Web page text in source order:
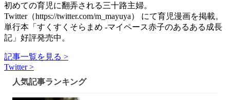
初めての育児に翻弄される三十路主婦。
Twitter（https://twitter.com/m_mayuya） にて育児漫画を掲載。
単行本「すくすくそらまめ -マイペース赤子のあるある成長
記」好評発売中。
記事一覧を見る >
Twitter >
人気記事ランキング